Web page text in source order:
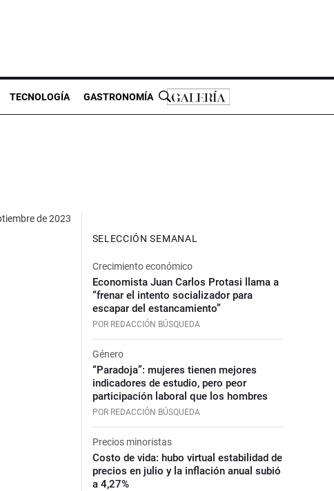
TECNOLOGÍA GASTRONOMÍA
de 2023
SELECCIÓN SEMANAL
Crecimiento económico
Economista Juan Carlos Protasi llama a
“frenar el intento socializador para
escapar del estancamiento”
POR REDACCIÓN BÚSQUEDA
Género
“Paradoja”: mujeres tienen mejores
indicadores de estudio, pero peor
participación laboral que los hombres
POR REDACCIÓN BÚSQUEDA
Precios minoristas
Costo de vida: hubo virtual estabilidad de
precios en julio y la inflación anual subió
a 4,27%